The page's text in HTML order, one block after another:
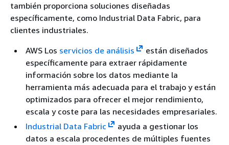
también proporciona soluciones diseñadas
específicamente, como Industrial Data Fabric, para
clientes industriales.
AWS Los servicios de análisis
están diseñados
específicamente para extraer rápidamente
información sobre los datos mediante la
herramienta más adecuada para el trabajo y están
optimizados para ofrecer el mejor rendimiento,
escala y coste para las necesidades empresariales.
Industrial Data Fabric
ayuda a gestionar los
datos a escala procedentes de múltiples fuentes